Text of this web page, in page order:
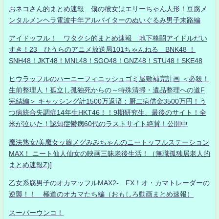
おネコさん的まとめ速報 僕の彼女はエリーちゃん人形！豆腐メ
ンタルメンヘラ電波中年アルバイターのぬいぐるみ男子末路編
アイドッフル！ ワタクシ的まとめ速報 地下格闘アイドルだい
すき！23 ひうらのアニメ放送局101ちゃんねる BNK48 ！
SNH48！JKT48！MNL48！SGO48！GNZ48！STU48！SKE48
ヒウラッフルのハーニーフィニッシュゴミ屋敷補完計画 ＜必殺！
生前整理人！孤立し孤独死からの～特殊清掃・遺品整理への道F
完結編＞ キャッシング計1500万返済：厨二病借金3500万円！う
つ病統合失調症14年生HKT46！！9期研究生、最後のサイト！全
米が泣いた！認知症鬱病60代のラストサイト絶賛！公開中
魔法熟女/美魔女ッ娘メグみみちゃんのニートッフルステーション
MAX！ ニート仙人仙女の映画三昧老後生活！（無職孤独居老人的
まとめ速報Z)]
乙女系腐男子のオカマッフルMAX2- FX！オ・カマトレーダーの
逆襲！！ 極道のオカマたち編（おもしろ動画まとめ速報）
スーパーウンコ！